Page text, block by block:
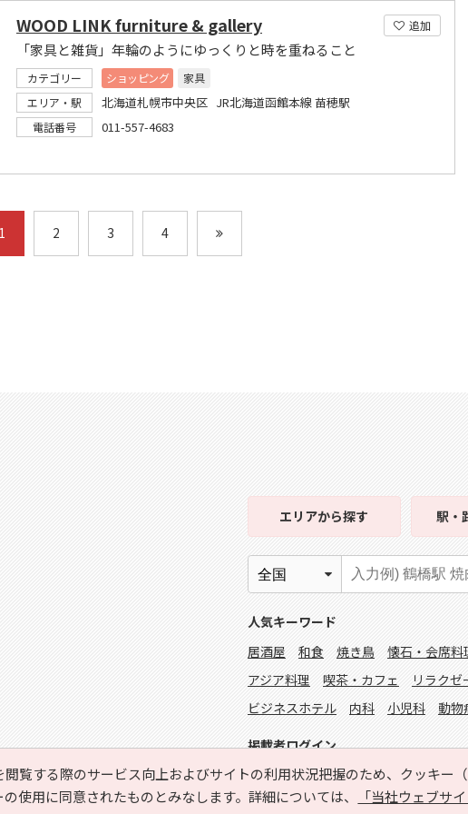
追加
WOOD LINK furniture & gallery
「家具と雑貨」年輪のようにゆっくりと時を重ねること
カテゴリー ショッピング
家具
エリア・駅
北海道札幌市中央区 JR北海道函館本線 苗穂駅
電話番号 011-557-4683
1 2 3 4
覧する際のサービス向上およびサイトの利用状況把握のため、クッキー
使用に同意されたものとみなします。詳細については、
「当社ウェブサ
エリアから探す 駅・
人気キーワード
居酒屋
和食 焼き鳥 懐石・会席料
アジア料理
喫茶・カフェ リラクゼ
ビジネスホテル
内科 小児科 動物
掲載者ログイン